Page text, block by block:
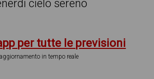
cielo sereno
per tutte le previsioni
aggiornamento in tempo reale